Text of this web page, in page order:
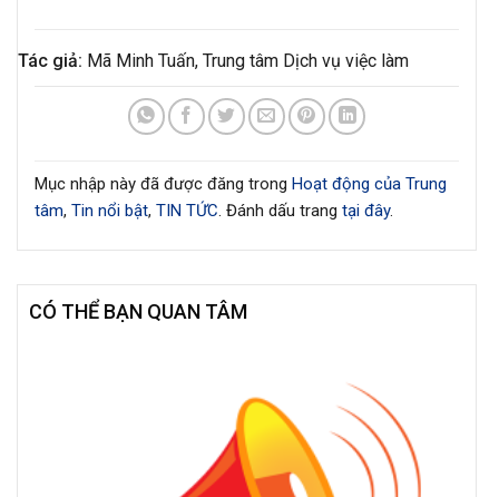
Tác giả: Mã Minh Tuấn, Trung tâm Dịch vụ việc làm
Mục nhập này đã được đăng trong Hoạt động của Trung
tâm, Tin nổi bật, TIN TỨC . Đánh dấu trang tại đây.
CÓ THỂ BẠN QUAN TÂM